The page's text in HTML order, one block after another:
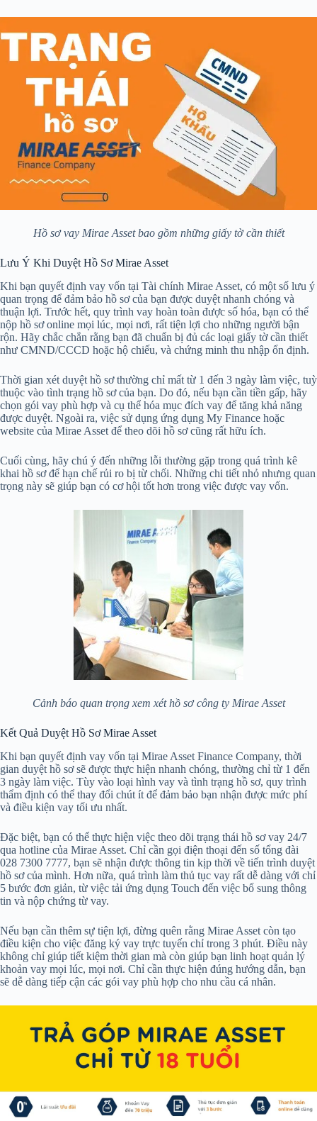
Hồ sơ vay Mirae Asset bao gồm những giấy tờ cần thiết
Lưu Ý Khi Duyệt Hồ Sơ Mirae Asset
Khi bạn quyết định vay vốn tại Tài chính Mirae Asset, có một số lưu ý
quan trọng để đảm bảo hồ sơ của bạn được duyệt nhanh chóng và
thuận lợi. Trước hết, quy trình vay hoàn toàn được số hóa, bạn có thể
nộp hồ sơ online mọi lúc, mọi nơi, rất tiện lợi cho những người bận
rộn. Hãy chắc chắn rằng bạn đã chuẩn bị đủ các loại giấy tờ cần thiết
như CMND/CCCD hoặc hộ chiếu, và chứng minh thu nhập ổn định.
Thời gian xét duyệt hồ sơ thường chỉ mất từ 1 đến 3 ngày làm việc, tuỳ
thuộc vào tình trạng hồ sơ của bạn. Do đó, nếu bạn cần tiền gấp, hãy
chọn gói vay phù hợp và cụ thể hóa mục đích vay để tăng khả năng
được duyệt. Ngoài ra, việc sử dụng ứng dụng My Finance hoặc
website của Mirae Asset để theo dõi hồ sơ cũng rất hữu ích.
Cuối cùng, hãy chú ý đến những lỗi thường gặp trong quá trình kê
khai hồ sơ để hạn chế rủi ro bị từ chối. Những chi tiết nhỏ nhưng quan
trọng này sẽ giúp bạn có cơ hội tốt hơn trong việc được vay vốn.
Cảnh báo quan trọng xem xét hồ sơ công ty Mirae Asset
Kết Quả Duyệt Hồ Sơ Mirae Asset
Khi bạn quyết định vay vốn tại Mirae Asset Finance Company, thời
gian duyệt hồ sơ sẽ được thực hiện nhanh chóng, thường chỉ từ 1 đến
3 ngày làm việc. Tùy vào loại hình vay và tình trạng hồ sơ, quy trình
thẩm định có thể thay đổi chút ít để đảm bảo bạn nhận được mức phí
và điều kiện vay tối ưu nhất.
Đặc biệt, bạn có thể thực hiện việc theo dõi trạng thái hồ sơ vay 24/7
qua hotline của Mirae Asset. Chỉ cần gọi điện thoại đến số tổng đài
028 7300 7777, bạn sẽ nhận được thông tin kịp thời về tiến trình duyệt
hồ sơ của mình. Hơn nữa, quá trình làm thủ tục vay rất dễ dàng với chỉ
5 bước đơn giản, từ việc tải ứng dụng Touch đến việc bổ sung thông
tin và nộp chứng từ vay.
Nếu bạn cần thêm sự tiện lợi, đừng quên rằng Mirae Asset còn tạo
điều kiện cho việc đăng ký vay trực tuyến chỉ trong 3 phút. Điều này
không chỉ giúp tiết kiệm thời gian mà còn giúp bạn linh hoạt quản lý
khoản vay mọi lúc, mọi nơi. Chỉ cần thực hiện đúng hướng dẫn, bạn
sẽ dễ dàng tiếp cận các gói vay phù hợp cho nhu cầu cá nhân.